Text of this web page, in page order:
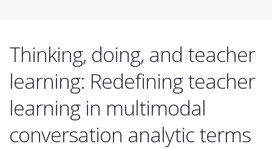
Thinking, doing, and teacher
learning: Redefining teacher
learning in multimodal
conversation analytic terms